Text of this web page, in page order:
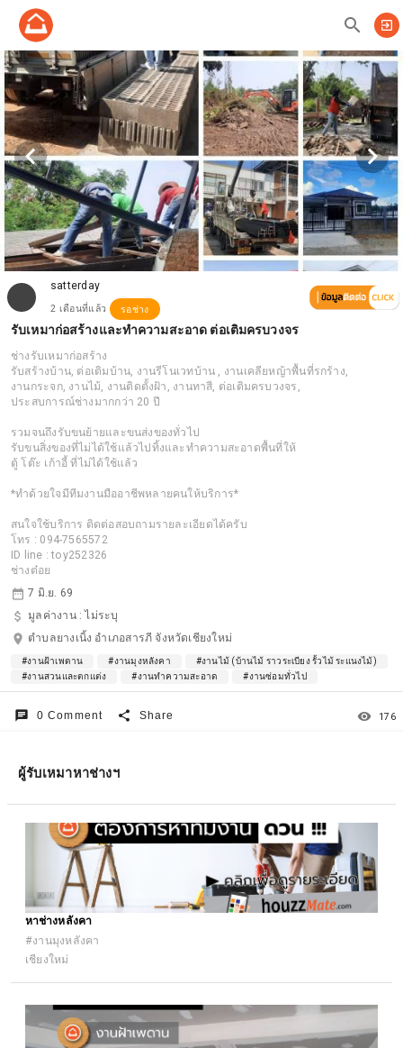
search exit_to_app
satterday
2 เดือนที่แล้ว รอช่าง
รับเหมาก่อสร้างและทำความสะอาด ต่อเติมครบวงจร
ช่างรับเหมาก่อสร้าง
รับสร้างบ้าน, ต่อเติมบ้าน, งานรีโนเวทบ้าน , งานเคลียหญ้าพื้นที่รกร้าง,
งานกระจก, งานไม้, งานติดตั้งฝ้า, งานทาสี, ต่อเติมครบวงจร,
ประสบการณ์​ช่างมากกว่า​ 20 ปี​
รวมจนถึงรับขนย้ายและขนส่งของทั่วไป
รับขนสิ่งของที่ไม่ได้ใช้แล้วไปทิ้งและทำความสะอาดพื้นที่ให้
ตู้ โต๊ะ เก้าอี้ ที่ไม่ได้ใช้แล้ว
*ทำด้วยใจมีทีมงานมืออาชีพหลายคนให้บริการ*
สนใจใช้บริการ ติดต่อสอบถามรายละเอียดได้ครับ
โทร : 094-7565572
ID line : toy252326
ช่างต๋อย
date_range 7 มิ.ย. 69
attach_money มูลค่างาน :ไม่ระบุ
location_on ตำบลยางเนิ้ง อำเภอสารภี จังหวัดเชียงใหม่
#งานฝ้าเพดาน #งานมุงหลังคา
#งานไม้ (บ้านไม้ ราวระเบียง รั้วไม้ ระแนงไม้)
#งานสวนและตกแต่ง
#งานทำความสะอาด #งานซ่อมทั่วไป
chat 0 Comment share Share remove_red_eye 176
ผู้รับเหมาหาช่างฯ
หาช่างหลังคา
#งานมุงหลังคา
เชียงใหม่